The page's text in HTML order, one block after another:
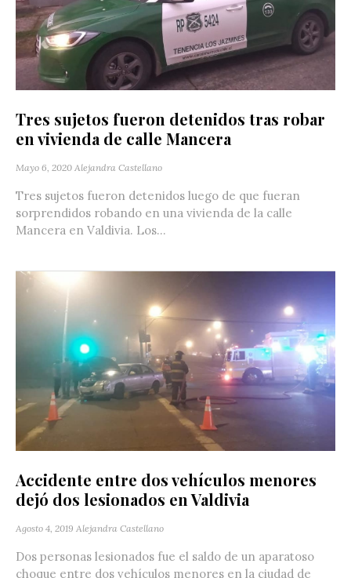
Tres sujetos fueron detenidos tras robar
en vivienda de calle Mancera
Mayo 6, 2020 Alejandra Castellano
Tres sujetos fueron detenidos luego de que fueran
sorprendidos robando en una vivienda de la calle
Mancera en Valdivia. Los...
Accidente entre dos vehículos menores
dejó dos lesionados en Valdivia
Agosto 4, 2019 Alejandra Castellano
Dos personas lesionados fue el saldo de un aparatoso
choque entre dos vehículos menores en la ciudad de